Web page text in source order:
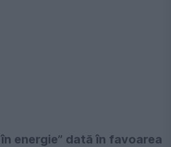
energie” dată în favoarea